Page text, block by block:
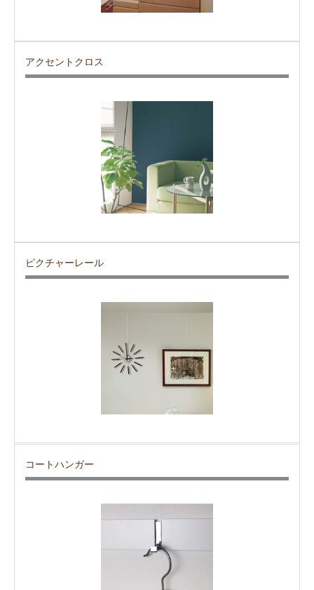
アクセントクロス
ピクチャーレール
コートハンガー